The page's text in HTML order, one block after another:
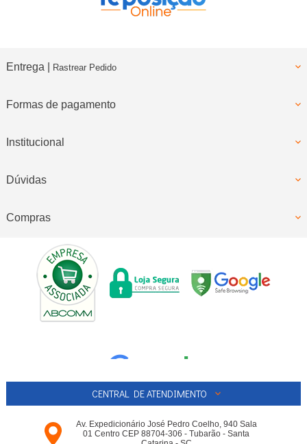
Entrega | Rastrear Pedido
Formas de pagamento
Institucional
Dúvidas
Compras
CENTRAL DE ATENDIMENTO
Av. Expedicionário José Pedro Coelho, 940 Sala
01 Centro CEP 88704-306 - Tubarão - Santa